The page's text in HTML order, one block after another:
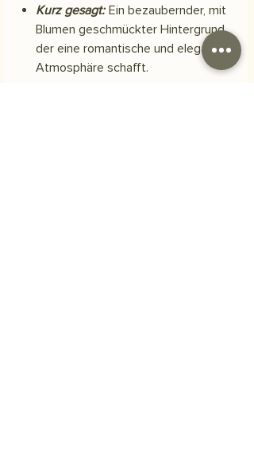
Kurz gesagt: Ein bezaubernder, mit
Blumen geschmückter Hintergrund,
der eine romantische und elegante
Atmosphäre schafft.